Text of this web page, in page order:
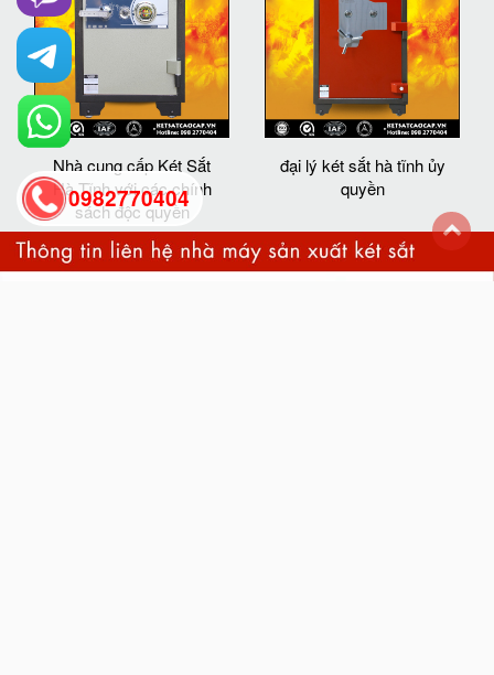
Nhà cung cấp Két Sắt
Hà Tĩnh với các chính
sách độc quyền
đại lý két sắt hà tĩnh ủy
quyền
0982770404
back